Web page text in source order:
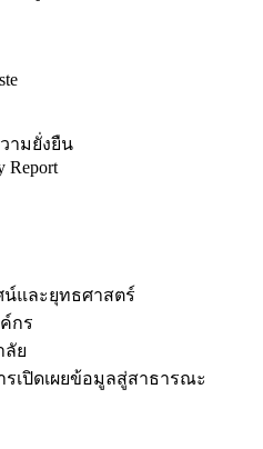
ามยั่งยืน
Report
น์และยุทธศาสตร์
กร
ลัย
รเปิดเผยข้อมูลสู่สาธารณะ